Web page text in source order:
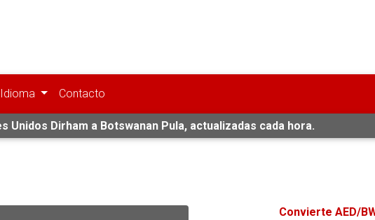
Idioma Contacto
Unidos Dirham a Botswanan Pula, actualizadas cada hora.
Convierte AED/